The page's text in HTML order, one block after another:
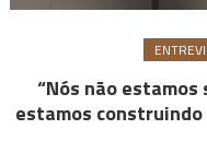
“Nós não
estamos construindo